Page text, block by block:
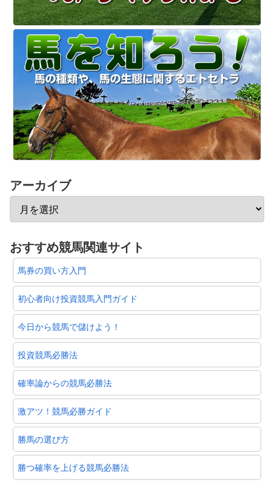
アーカイブ
おすすめ競馬関連サイト
馬券の買い方入門
初心者向け投資競馬入門ガイド
今日から競馬で儲けよう！
投資競馬必勝法
確率論からの競馬必勝法
激アツ！競馬必勝ガイド
勝馬の選び方
勝つ確率を上げる競馬必勝法